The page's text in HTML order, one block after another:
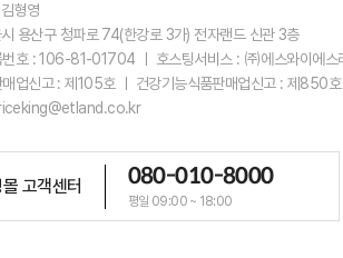
형영
용산구 청파로 74(한강로 3가) 전자랜드 신관 3층
번호 : 106-81-01704 ㅣ 호스팅서비스 : ㈜에스와이에
매업신고 : 제105호 ㅣ 건강기능식품판매업신고 : 제850
고객센터 080-010-8000
평일 09:00 ~ 18:00